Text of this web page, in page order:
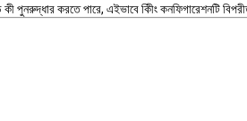
পুনরুদ্ধার করতে পারে, এইভাবে কীিং কনফিগারেশনটি